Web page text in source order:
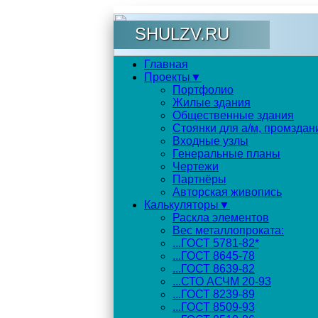
SHULZV.RU
Главная
Проекты▼
Портфолио
Жилые здания
Общественные здания
Стоянки для а/м,
Входные узлы
Генеральные планы
Чертежи
Партнёры
Авторская живопись
Калькуляторы▼
Раскла элементов
Вес металлопроката:
...ГОСТ 5781-82*
...ГОСТ 8645-78
...ГОСТ 8639-82
...СТО АСЧМ 20-93
...ГОСТ 8239-89
...ГОСТ 8509-93